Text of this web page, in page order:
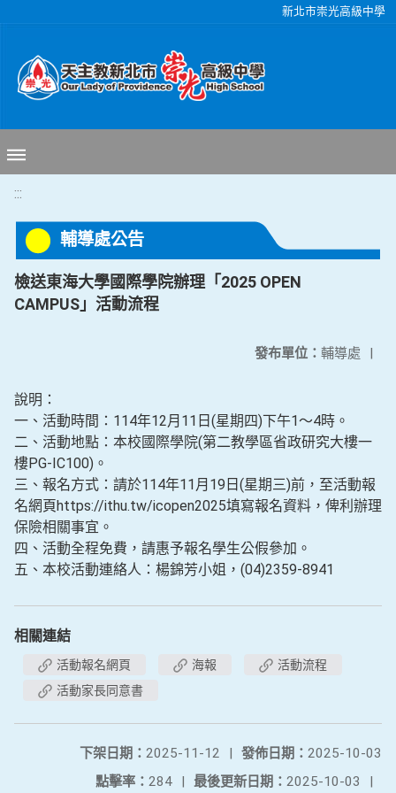
新北市崇光高級中學
:::
輔導處公告
檢送東海大學國際學院辦理「2025 OPEN
CAMPUS」活動流程
發布單位： 輔導處 |
說明：
一、活動時間：114年12月11日(星期四)下午1〜4時。
二、活動地點：本校國際學院(第二教學區省政研究大樓一
樓PG-IC100)。
三、報名方式：請於114年11月19日(星期三)前，至活動報
名網頁https://ithu.tw/icopen2025填寫報名資料，俾利辦理
保險相關事宜。
四、活動全程免費，請惠予報名學生公假參加。
五、本校活動連絡人：楊錦芳小姐，(04)2359-8941
相關連結
活動報名網頁 海報
活動流程
活動家長同意書
發佈日期： 2025-10-03
下架日期： 2025-11-12
|
最後更新日期： 2025-10-03 |
點擊率： 284 |